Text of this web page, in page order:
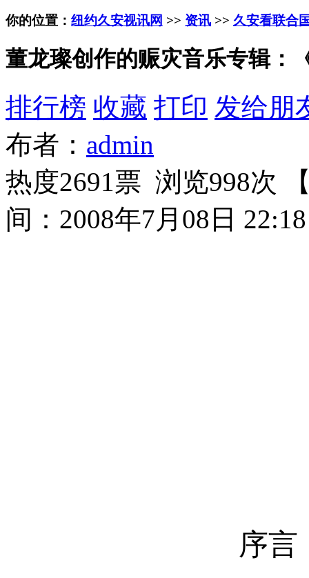
你的位置： 纽约久安视讯网 >> 资讯 >> 久安看联合
董龙璨创作的赈灾音乐专辑：
排行榜 收藏 打印 发给朋
布者： admin
热度2691票 浏览998次
间：2008年7月08日 22:18
序言